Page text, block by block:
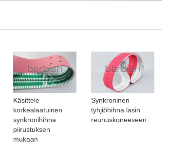
Käsittele
korkealaatuinen
synkronihihna
piirustuksen
mukaan
Synkroninen
tyhjiöhihna lasin
reunuskoneeseen